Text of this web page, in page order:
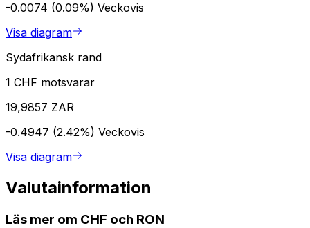
-0.0074 (0.09%) Veckovis
Visa diagram
Sydafrikansk rand
1 CHF motsvarar
19,9857 ZAR
-0.4947 (2.42%) Veckovis
Visa diagram
Valutainformation
Läs mer om CHF och RON